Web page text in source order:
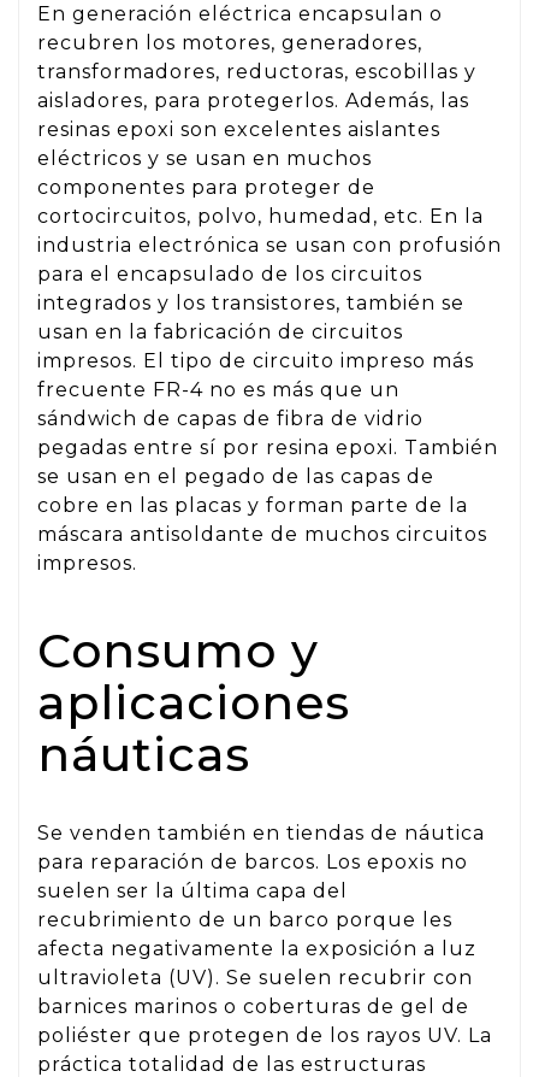
En generación eléctrica encapsulan o
recubren los motores, generadores,
transformadores, reductoras, escobillas y
aisladores, para protegerlos. Además, las
resinas epoxi son excelentes aislantes
eléctricos y se usan en muchos
componentes para proteger de
cortocircuitos, polvo, humedad, etc. En la
industria electrónica se usan con profusión
para el encapsulado de los circuitos
integrados y los transistores, también se
usan en la fabricación de circuitos
impresos. El tipo de circuito impreso más
frecuente FR-4 no es más que un
sándwich de capas de fibra de vidrio
pegadas entre sí por resina epoxi. También
se usan en el pegado de las capas de
cobre en las placas y forman parte de la
máscara antisoldante de muchos circuitos
impresos.
Consumo y
aplicaciones
náuticas
Se venden también en tiendas de náutica
para reparación de barcos. Los epoxis no
suelen ser la última capa del
recubrimiento de un barco porque les
afecta negativamente la exposición a luz
ultravioleta (UV). Se suelen recubrir con
barnices marinos o coberturas de gel de
poliéster que protegen de los rayos UV. La
práctica totalidad de las estructuras